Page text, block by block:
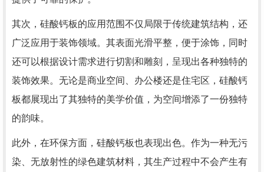
其次，硅酸钙板的应用范围不仅局限于传统建筑结构，还
广泛应用于装饰领域。其表面光滑平整，便于涂饰，同时
还可以根据设计需求进行切割和雕刻，呈现出各种独特的
装饰效果。无论是商业空间、办公楼还是住宅区，硅酸钙
板都展现出了其独特的美学价值，为空间增添了一份独特
的韵味。
此外，在环保方面，硅酸钙板也表现出色。作为一种无污
染、无放射性的绿色建筑材料，其生产过程中不会产生有